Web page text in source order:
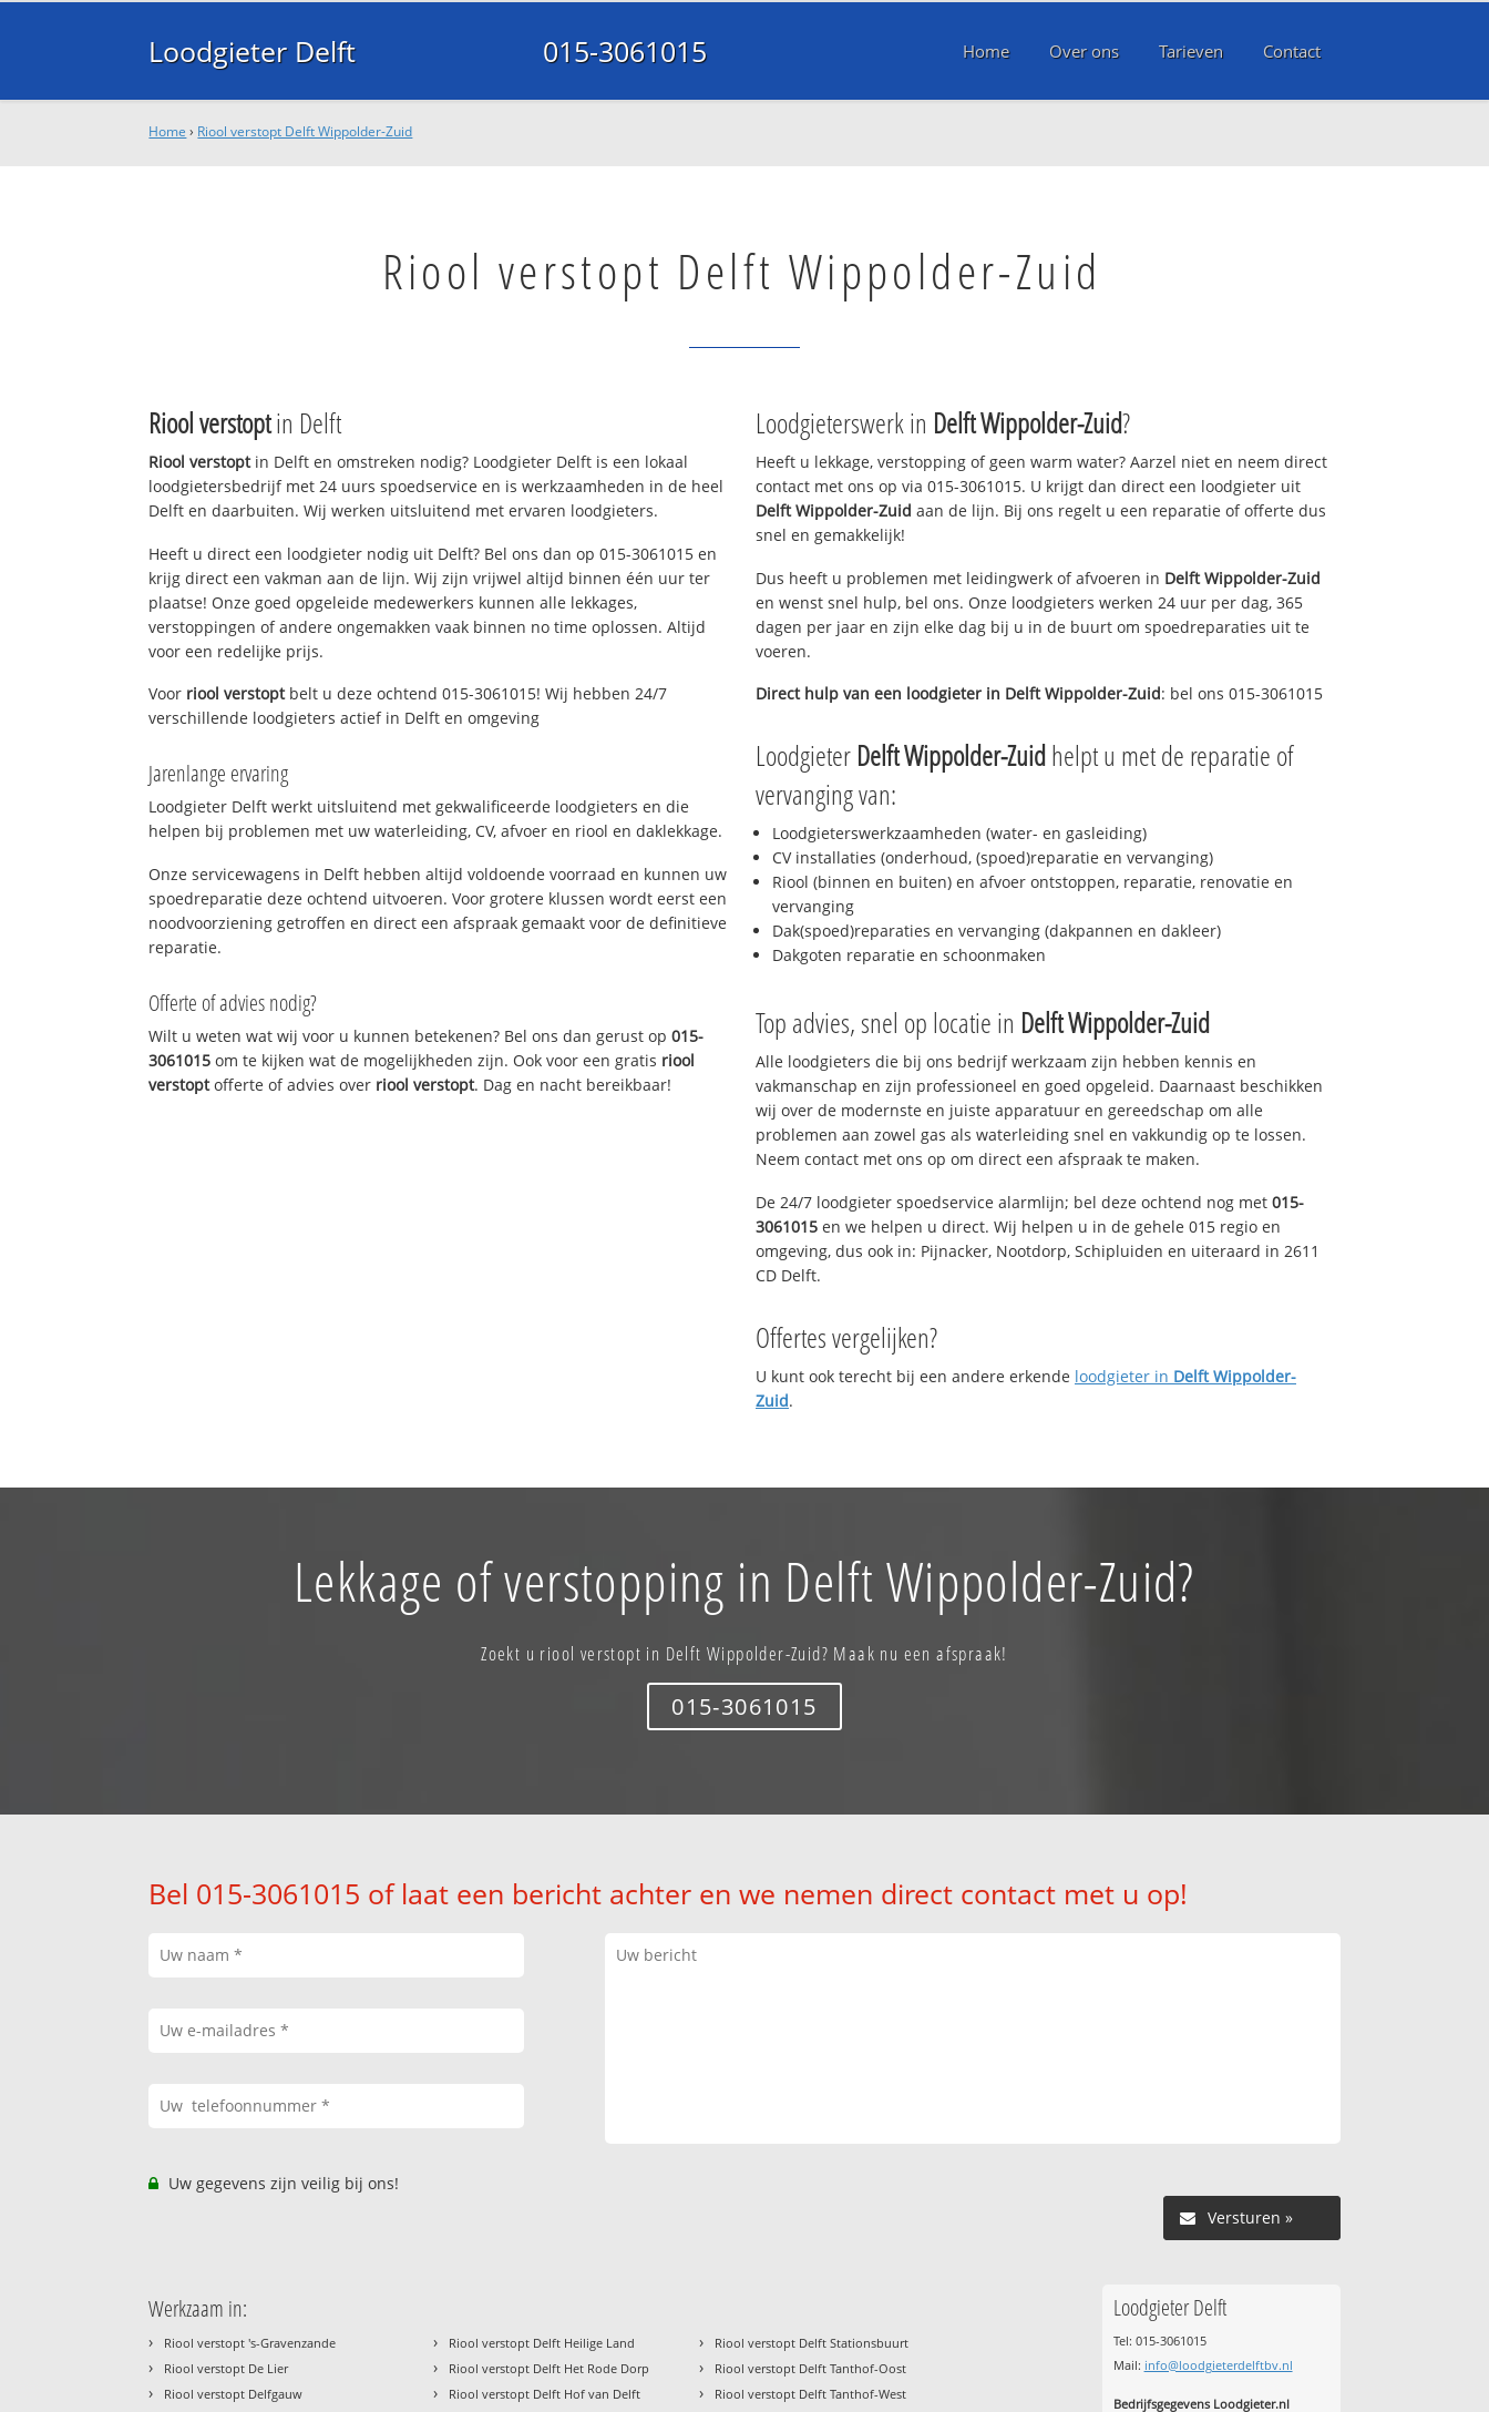
Loodgieter Delft 015-3061015 Home Over ons Tarieven Contact
Home › Riool verstopt Delft Wippolder-Zuid
Riool verstopt Delft Wippolder-Zuid
Riool verstoptin Delft
Riool verstoptin Delft en omstreken nodig? Loodgieter Delft is een lokaal
loodgietersbedrijf met 24 uurs spoedservice en is werkzaamheden in de heel
Delft en daarbuiten. Wij werken uitsluitend met ervaren loodgieters.
Heeft u direct een loodgieter nodig uit Delft? Bel ons dan op 015-3061015 en
krijg direct een vakman aan de lijn. Wij zijn vrijwel altijd binnen één uur ter
plaatse! Onze goed opgeleide medewerkers kunnen alle lekkages,
verstoppingen of andere ongemakken vaak binnen no time oplossen. Altijd
voor een redelijke prijs.
Voor riool verstoptbelt u deze ochtend 015-3061015! Wij hebben 24/7
verschillende loodgieters actief in Delft en omgeving
Jarenlange ervaring
Loodgieter Delft werkt uitsluitend met gekwalificeerde loodgieters en die
helpen bij problemen met uw waterleiding, CV, afvoer en riool en daklekkage.
Onze servicewagens in Delft hebben altijd voldoende voorraad en kunnen uw
spoedreparatie deze ochtend uitvoeren. Voor grotere klussen wordt eerst een
noodvoorziening getroffen en direct een afspraak gemaakt voor de definitieve
reparatie.
Offerte of advies nodig?
Wilt u weten wat wij voor u kunnen betekenen? Bel ons dan gerust op015-
3061015 om te kijken wat de mogelijkheden zijn. Ook voor een gratis riool
verstoptofferte of advies over riool verstopt. Dag en nacht bereikbaar!
Loodgieterswerk in Delft Wippolder-Zuid?
Heeft u lekkage, verstopping of geen warm water? Aarzel niet en neem direct
contact met ons op via 015-3061015. U krijgt dan direct een loodgieter uit
Delft Wippolder-Zuid aan de lijn. Bij ons regelt u een reparatie of offerte dus
snel en gemakkelijk!
Dus heeft u problemen met leidingwerk of afvoeren in Delft Wippolder-Zuid
en wenst snel hulp, bel ons. Onze loodgieters werken 24 uur per dag, 365
dagen per jaar en zijn elke dag bij u in de buurt om spoedreparaties uit te
voeren.
Direct hulp van een loodgieter in Delft Wippolder-Zuid: bel ons 015-3061015
Loodgieter Delft Wippolder-Zuidhelpt u met de reparatie of
vervanging van:
Loodgieterswerkzaamheden (water- en gasleiding)
CV installaties (onderhoud, (spoed)reparatie en vervanging)
Riool (binnen en buiten) en afvoer ontstoppen, reparatie, renovatie en
vervanging
Dak(spoed)reparaties en vervanging (dakpannen en dakleer)
Dakgoten reparatie en schoonmaken
Top advies, snel op locatie in Delft Wippolder-Zuid
Alle loodgieters die bij ons bedrijf werkzaam zijn hebben kennis en
vakmanschap en zijn professioneel en goed opgeleid. Daarnaast beschikken
wij over de modernste en juiste apparatuur en gereedschap om alle
problemen aan zowel gas als waterleiding snel en vakkundig op te lossen.
Neem contact met ons op om direct een afspraak te maken.
De 24/7 loodgieter spoedservice alarmlijn; bel deze ochtend nog met 015-
3061015 en we helpen u direct. Wij helpen u in de gehele 015 regio en
omgeving, dus ook in: Pijnacker, Nootdorp, Schipluiden en uiteraard in 2611
CD Delft.
Offertes vergelijken?
U kunt ook terecht bij een andere erkende loodgieter in Delft Wippolder-
Zuid.
Lekkage of verstopping in Delft Wippolder-Zuid?
Zoekt u riool verstopt in Delft Wippolder-Zuid? Maak nu een afspraak!
015-3061015
Bel 015-3061015 of laat een bericht achter en we nemen direct contact met u op!
Uw gegevens zijn veilig bij ons!
Versturen »
Werkzaam in:
› Riool verstopt 's-Gravenzande
› Riool verstopt De Lier
› Riool verstopt Delfgauw
› Riool verstopt Delft Heilige Land
› Riool verstopt Delft Het Rode Dorp
› Riool verstopt Delft Hof van Delft
› Riool verstopt Delft Stationsbuurt
› Riool verstopt Delft Tanthof-Oost
› Riool verstopt Delft Tanthof-West
Loodgieter Delft
Tel: 015-3061015
Mail: info@loodgieterdelftbv.nl
Bedrijfsgegevens Loodgieter.nl